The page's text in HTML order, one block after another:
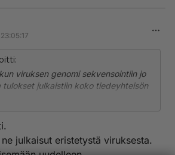
on kiistaton. Viimeisen kymmenen
vuoden tasoitettu keskiarvo on
wiki/File:Global_Tempe
viruksen genomi sekvensointiin jo
tulokset julkaistiin koko tiedeyhteisön
miten hitossa se onnistui, jos
sinun tietotasosi riitä arvioimaan
julkaisut eristetystä viruksesta.